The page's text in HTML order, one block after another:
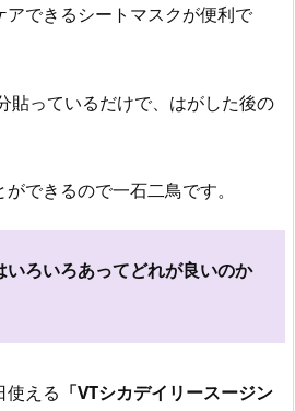
できるシートマスクが便利で
貼っているだけで、はがした後の
できるので一石二鳥です。
ろいろあってどれが良いのか
使える 「VTシカデイリースージン